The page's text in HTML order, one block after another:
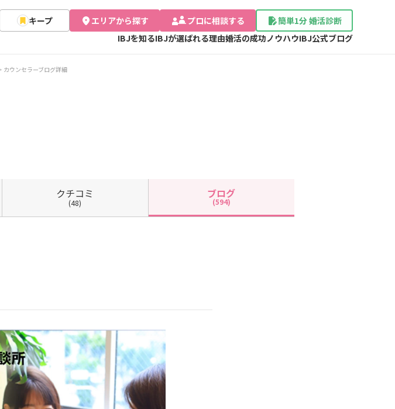
キープ エリアから探す プロに相談する
簡単1分 婚活診断
IBJを知るIBJが選ばれる理由婚活の成功ノウハウIBJ公式ブログ
カウンセラーブログ詳細
クチコミ
(48)
ブログ
(594)